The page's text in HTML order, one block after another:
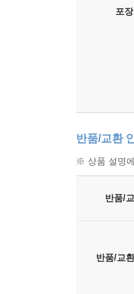
포
반품/교환
※ 상품 설명
반품/
반품/교